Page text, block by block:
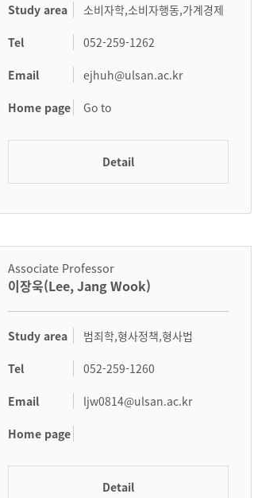
Study area 소비자학,소비자행동,가계경제
Tel 052-259-1262
Email ejhuh@ulsan.ac.kr
Home page Go to
Detail
Associate Professor
이장욱(Lee, Jang Wook)
Study area 범죄학,형사정책,형사법
Tel 052-259-1260
Email ljw0814@ulsan.ac.kr
Home page
Detail